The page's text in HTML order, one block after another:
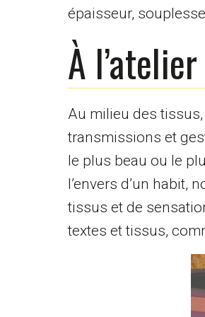
épaisseur,
À
Au milieu des
transmissions et
le plus beau ou le
l’envers d’un habit,
tissus et de
textes et tissus,